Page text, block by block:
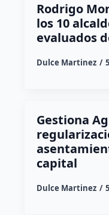
Rodrigo
los 10
evaluados
Dulce Martinez
Gestiona
capital
Dulce Martinez